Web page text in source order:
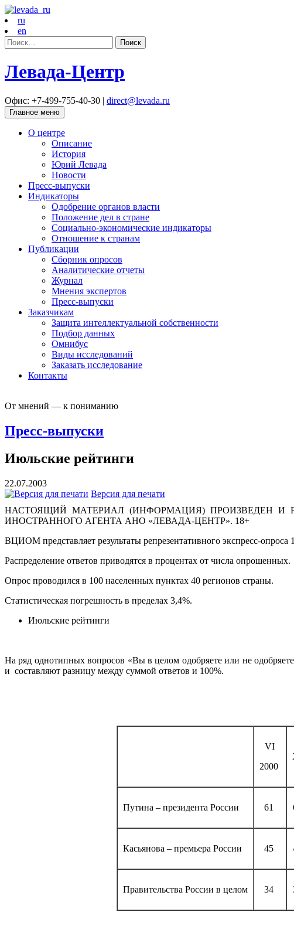
ru
en
Найти:
Левада-Центр
Офис: +7-499-755-40-30 | direct@levada.ru
Главное меню
О центре
Описание
История
Юрий Левада
Новости
Пресс-выпуски
Индикаторы
Одобрение органов власти
Положение дел в стране
Социально-экономические индикаторы
Отношение к странам
Публикации
Сборник опросов
Аналитические отчеты
Журнал
Мнения экспертов
Пресс-выпуски
Заказчикам
Защита интеллектуальной собственности
Подбор данных
Омнибус
Виды исследований
Заказать исследование
Контакты
От мнений — к пониманию
Пресс-выпуски
Июльские рейтинги
22.07.2003
Версия для печати
НАСТОЯЩИЙ МАТЕРИАЛ (ИНФОРМАЦИЯ) ПРОИЗВЕДЕН И
ИНОСТРАННОГО АГЕНТА АНО «ЛЕВАДА-ЦЕНТР». 18+
ВЦИОМ представляет результаты репрезентативного экспресс-
Распределение ответов приводятся в процентах от числа опрошенных.
Опрос проводился в 100 населенных пунктах 40 регионов страны.
Статистическая погрешность в пределах 3,4%.
Июльские рейтинги
На ряд однотипных вопросов «Вы в целом одобряете или не
и составляют разницу между суммой ответов и 100%.
VI
2000
Путина – президента России 61
Касьянова – премьера России 45
Правительства России в целом 34